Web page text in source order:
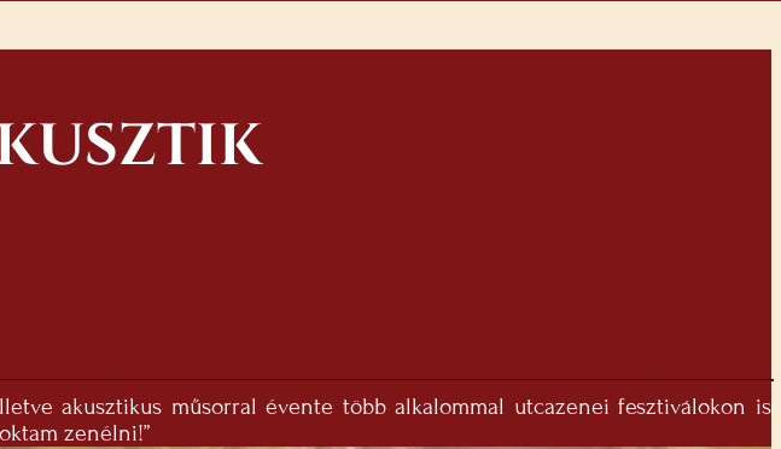
akusztikus műsorral évente több alkalommal utcazenei fesztiválokon is
zenélni!”